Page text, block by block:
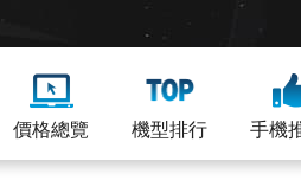
價格總覽 機型排行 手機